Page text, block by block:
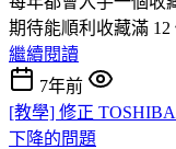
期待能順利收藏滿 12
繼續閱讀
7年前
[教學] 修正
下降的問題